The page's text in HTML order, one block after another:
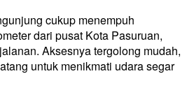
cukup menempuh
dari pusat Kota Pasuruan,
Aksesnya tergolong mudah,
untuk menikmati udara segar